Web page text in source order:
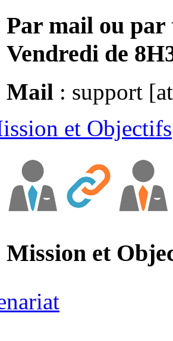
Par mail ou par
Vendredi de
Mail : support
et Objectifs
Mission et